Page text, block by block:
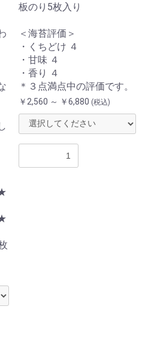
板のり5枚入り
＜海苔評価＞
・くちどけ ４
・甘味 ４
・香り ４
＊３点満点中の評価です。
￥2,560 ～ ￥6,880 (税込)